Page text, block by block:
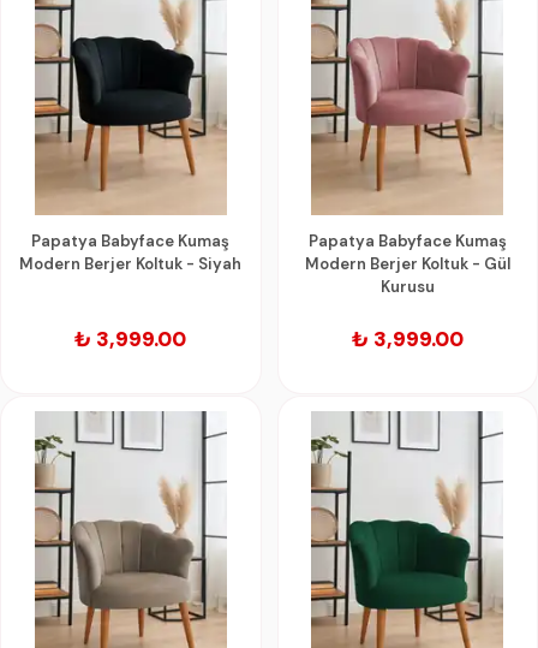
Papatya Babyface Kumaş
Modern Berjer Koltuk - Siyah
₺ 3,999.00
Papatya Babyface Kumaş
Modern Berjer Koltuk - Gül
Kurusu
₺ 3,999.00